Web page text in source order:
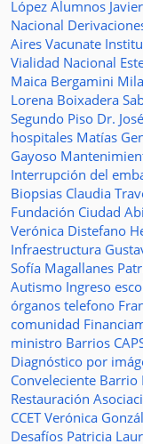
López Alumnos
Nacional
Aires Vacunate
Vialidad Nacional
Maica Bergamini
Lorena Boixadera
Segundo Piso Dr.
hospitales Matías
Gayoso
Interrupción del
Biopsias Claudia
Fundación Ciudad
Verónica Distefano
Infraestructura
Sofía Magallanes
Autismo Ingreso
órganos telefono
comunidad
ministro Barrios
Diagnóstico por
Conveleciente Barrio
Restauración
CCETVerónica
Desafíos Patricia